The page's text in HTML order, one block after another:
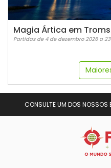
Magia Ártica em
Partidas de 4 de dezembro 2026 a
CONSULTE UM DOS NOSSOS